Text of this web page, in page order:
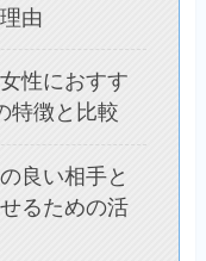
由
性におすす
特徴と比較
良い相手と
るための活